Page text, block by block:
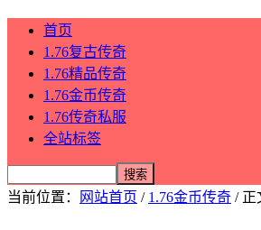
首页
1.76复古传奇
1.76精品传奇
1.76金币传奇
1.76传奇私服
全站标签
当前位置： 网站首页 / 1.76金币传奇 / 正